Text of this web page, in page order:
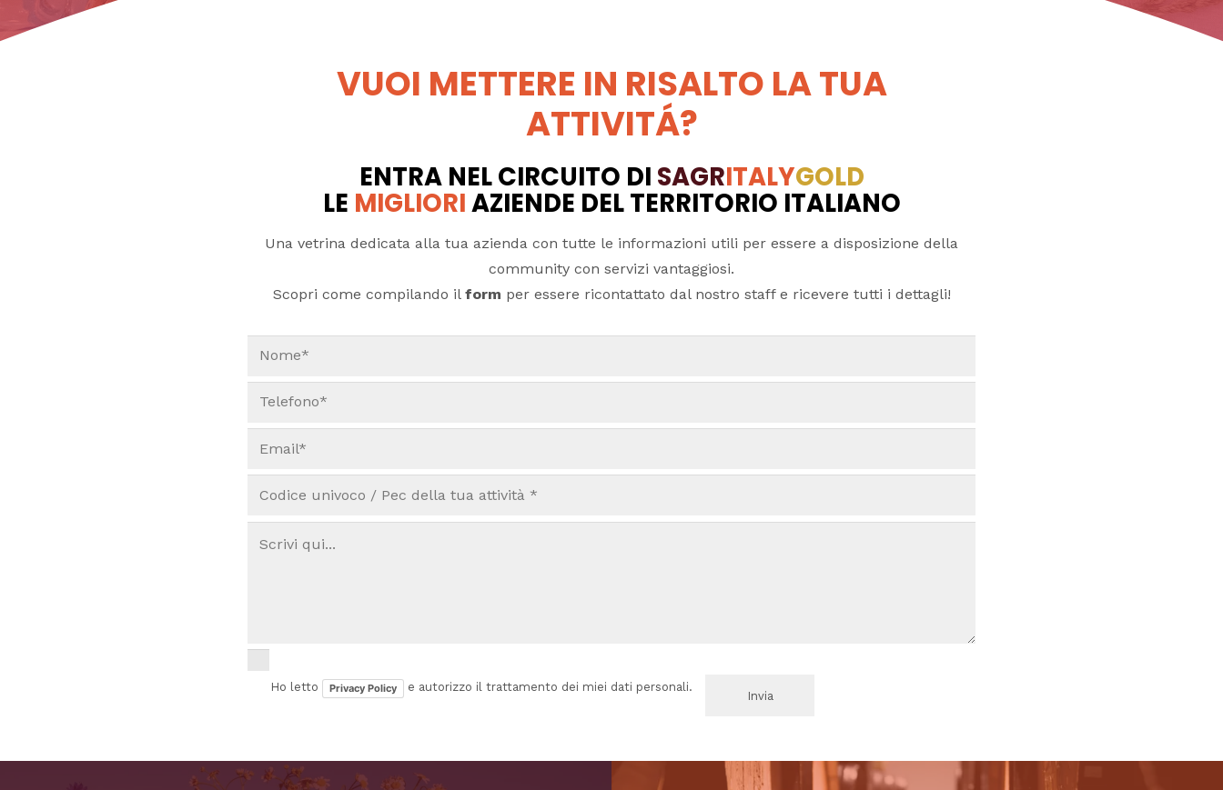
VUOI METTERE IN RISALTO LA TUA
ATTIVITÁ?
ENTRA NEL CIRCUITO DI SAGRITALYGOLD
LE MIGLIORIAZIENDE DEL TERRITORIO ITALIANO
Una vetrina dedicata alla tua azienda con tutte le informazioni utili per essere a disposizione della
community con servizi vantaggiosi.
Scopri come compilando il form per essere ricontattato dal nostro staff e ricevere tutti i dettagli!
Ho letto Privacy Policy e autorizzo il trattamento dei miei dati personali.